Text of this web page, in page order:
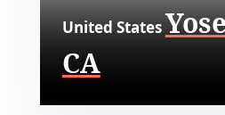
United States
CA